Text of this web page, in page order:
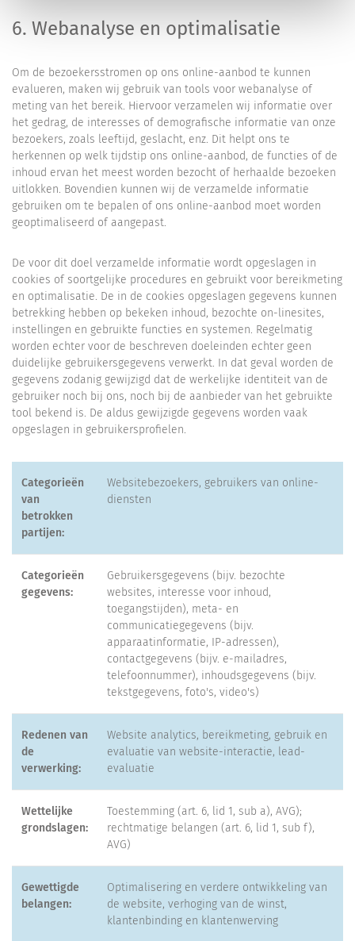
6. Webanalyse en optimalisatie
Om de bezoekersstromen op ons online-aanbod te kunnen
evalueren, maken wij gebruik van tools voor webanalyse of
meting van het bereik. Hiervoor verzamelen wij informatie over
het gedrag, de interesses of demografische informatie van onze
bezoekers, zoals leeftijd, geslacht, enz. Dit helpt ons te
herkennen op welk tijdstip ons online-aanbod, de functies of de
inhoud ervan het meest worden bezocht of herhaalde bezoeken
uitlokken. Bovendien kunnen wij de verzamelde informatie
gebruiken om te bepalen of ons online-aanbod moet worden
geoptimaliseerd of aangepast.
De voor dit doel verzamelde informatie wordt opgeslagen in
cookies of soortgelijke procedures en gebruikt voor bereikmeting
en optimalisatie. De in de cookies opgeslagen gegevens kunnen
betrekking hebben op bekeken inhoud, bezochte on-linesites,
instellingen en gebruikte functies en systemen. Regelmatig
worden echter voor de beschreven doeleinden echter geen
duidelijke gebruikersgegevens verwerkt. In dat geval worden de
gegevens zodanig gewijzigd dat de werkelijke identiteit van de
gebruiker noch bij ons, noch bij de aanbieder van het gebruikte
tool bekend is. De aldus gewijzigde gegevens worden vaak
opgeslagen in gebruikersprofielen.
Categorieën
van
betrokken
partijen:
Websitebezoekers, gebruikers van online-
diensten
Categorieën
gegevens:
Gebruikersgegevens (bijv. bezochte
websites, interesse voor inhoud,
toegangstijden), meta- en
communicatiegegevens (bijv.
apparaatinformatie, IP-adressen),
contactgegevens (bijv. e-mailadres,
telefoonnummer), inhoudsgegevens (bijv.
tekstgegevens, foto's, video's)
Redenen van
de
verwerking:
Website analytics, bereikmeting, gebruik en
evaluatie van website-interactie, lead-
evaluatie
Wettelijke
grondslagen:
Toestemming (art. 6, lid 1, sub a), AVG);
rechtmatige belangen (art. 6, lid 1, sub f),
AVG)
Gewettigde
belangen:
Optimalisering en verdere ontwikkeling van
de website, verhoging van de winst,
klantenbinding en klantenwerving